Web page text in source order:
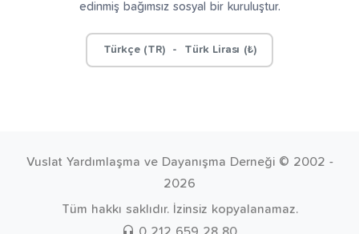
edinmiş bağımsız sosyal bir kuruluştur.
Türkçe (TR) - Türk Lirası (₺)
Vuslat Yardımlaşma ve Dayanışma Derneği © 2002 -
2026
Tüm hakkı saklıdır. İzinsiz kopyalanamaz.